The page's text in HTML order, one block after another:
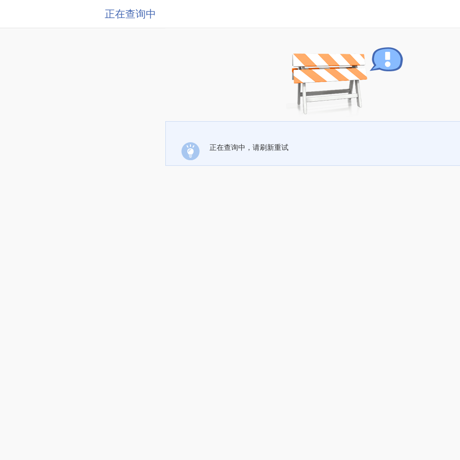
正在查询中
正在查询中，请刷新重试